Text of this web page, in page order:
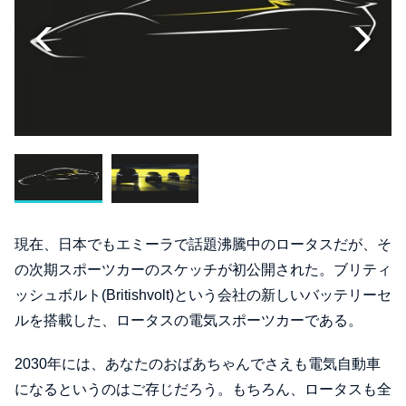
現在、日本でもエミーラで話題沸騰中のロータスだが、そ
の次期スポーツカーのスケッチが初公開された。ブリティ
ッシュボルト(Britishvolt)という会社の新しいバッテリーセ
ルを搭載した、ロータスの電気スポーツカーである。
2030年には、あなたのおばあちゃんでさえも電気自動車
になるというのはご存じだろう。もちろん、ロータスも全